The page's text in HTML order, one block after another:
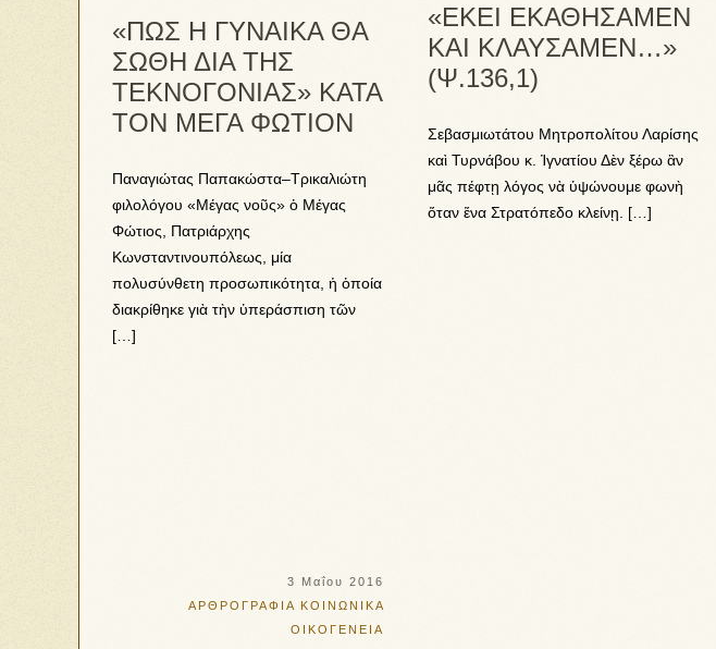
«ΠΩΣ Η ΓΥΝΑΙΚΑ ΘΑ
ΣΩΘΗ ΔΙΑ ΤΗΣ
ΤΕΚΝΟΓΟΝΙΑΣ» ΚΑΤΑ
ΤΟΝ ΜΕΓΑ ΦΩΤΙΟΝ
Παναγιώτας Παπακώστα–Τρικαλιώτη
φιλολόγου «Μέγας νοῦς» ὁ Μέγας
Φώτιος, Πατριάρχης
Κωνσταντινουπόλεως, μία
πολυσύνθετη προσωπικότητα, ἡ ὁποία
διακρίθηκε γιὰ τὴν ὑπεράσπιση τῶν
[…]
«ΕΚΕΙ ΕΚΑΘΗΣΑΜΕΝ
ΚΑΙ ΚΛΑΥΣΑΜΕΝ…»
(Ψ.136,1)
Σεβασμιωτάτου Μητροπολίτου Λαρίσης
καὶ Τυρνάβου κ. Ἰγνατίου Δὲν ξέρω ἂν
μᾶς πέφτῃ λόγος νὰ ὑψώνουμε φωνὴ
ὅταν ἕνα Στρατόπεδο κλείνῃ. […]
3 Μαΐου 2016
ΑΡΘΡΟΓΡΑΦΙΑ ΚΟΙΝΩΝΙΚΑ
ΟΙΚΟΓΕΝΕΙΑ